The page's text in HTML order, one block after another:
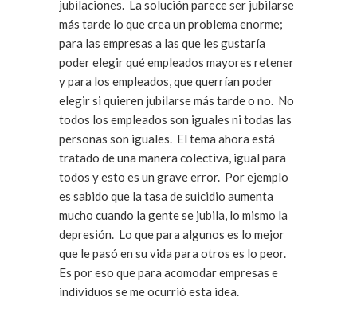
jubilaciones. La solución parece ser jubilarse
más tarde lo que crea un problema enorme;
para las empresas a las que les gustaría
poder elegir qué empleados mayores retener
y para los empleados, que querrían poder
elegir si quieren jubilarse más tarde o no. No
todos los empleados son iguales ni todas las
personas son iguales. El tema ahora está
tratado de una manera colectiva, igual para
todos y esto es un grave error. Por ejemplo
es sabido que la tasa de suicidio aumenta
mucho cuando la gente se jubila, lo mismo la
depresión. Lo que para algunos es lo mejor
que le pasó en su vida para otros es lo peor.
Es por eso que para acomodar empresas e
individuos se me ocurrió esta idea.